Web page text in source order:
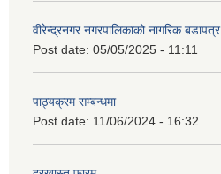
वीरेन्द्रनगर नगरपालिकाको नागरिक बडापत्र
Post date: 05/05/2025 - 11:11
पाठ्यक्रम सम्बन्धमा
Post date: 11/06/2024 - 16:32